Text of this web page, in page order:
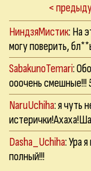
<
НиндзяМистик: На
могу поверить,
SabakunoTemari:
ооочень смешные!!!
NaruUchiha: я чуть
Dasha_Uchiha: Ура
полный!!!